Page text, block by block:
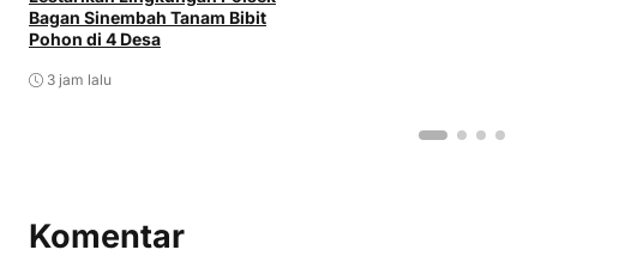
Bagan Sinembah Tanam Bibit
Pohon di 4 Desa
3 jam lalu
Komentar